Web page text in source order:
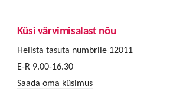
Küsi värvimisalast nõu
Helista tasuta numbrile 12011
E-R 9.00-16.30
Saada oma küsimus